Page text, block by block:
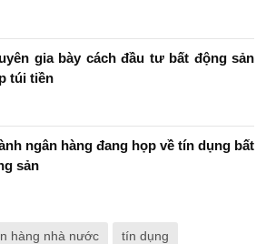
gia bày cách đầu tư bất động sản
túi tiền
ngân hàng đang họp về tín dụng bất
sản
hàng nhà nước tín dụng